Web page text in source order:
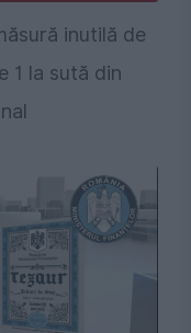
inutilă de
1 la sută din